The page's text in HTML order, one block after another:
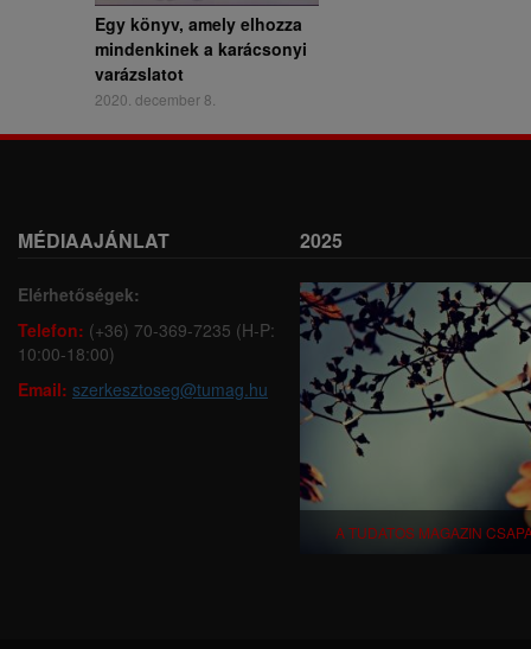
Egy könyv, amely elhozza
mindenkinek a karácsonyi
varázslatot
2020. december 8.
MÉDIAAJÁNLAT
Elérhetőségek:
Telefon: (+36) 70-369-7235 (H-P:
10:00-18:00)
Email: szerkesztoseg@tumag.hu
2025
A TUDATOS MAGAZIN